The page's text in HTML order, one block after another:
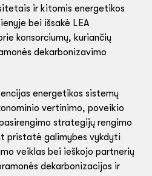
ir kitomis energetikos
bei išsakė LEA
konsorciumų, kuriančių
dekarbonizavimo
energetikos sistemų
vertinimo, poveikio
strategijų rengimo
pristatė galimybes vykdyti
veiklas bei ieškojo partnerių
dekarbonizacijos ir